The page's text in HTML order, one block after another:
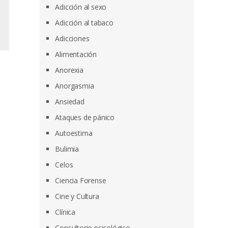
Adicción al sexo
Adicción al tabaco
Adicciones
Alimentación
Anorexia
Anorgasmia
Ansiedad
Ataques de pánico
Autoestima
Bulimia
Celos
Ciencia Forense
Cine y Cultura
Clínica